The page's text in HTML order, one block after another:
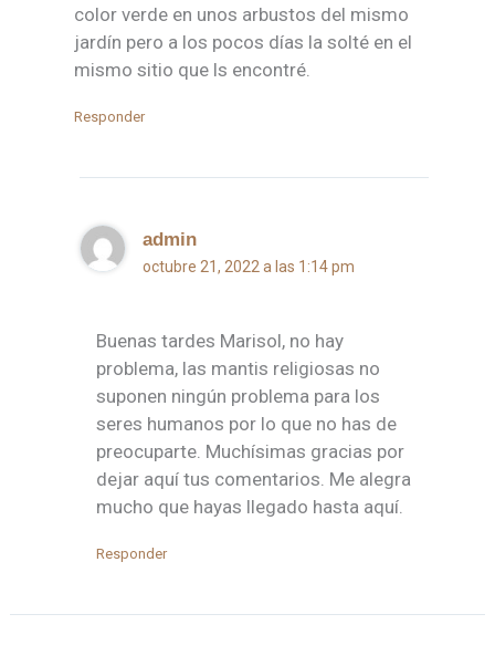
color verde en unos arbustos del mismo
jardín pero a los pocos días la solté en el
mismo sitio que ls encontré.
Responder
admin
octubre 21, 2022 a las 1:14 pm
Buenas tardes Marisol, no hay
problema, las mantis religiosas no
suponen ningún problema para los
seres humanos por lo que no has de
preocuparte. Muchísimas gracias por
dejar aquí tus comentarios. Me alegra
mucho que hayas llegado hasta aquí.
Responder